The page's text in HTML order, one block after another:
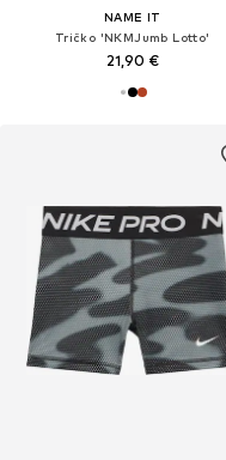
NAME IT
Tričko 'NKMJumb Lotto'
21,90 €